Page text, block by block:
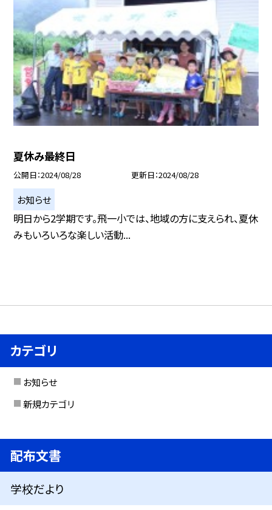
夏休み最終日
公開日 2024/08/28 更新日 2024/08/28
お知らせ
明日から2学期です。飛一小では、地域の方に支えられ、夏休
みもいろいろな楽しい活動...
カテゴリ
お知らせ
新規カテゴリ
配布文書
学校だより